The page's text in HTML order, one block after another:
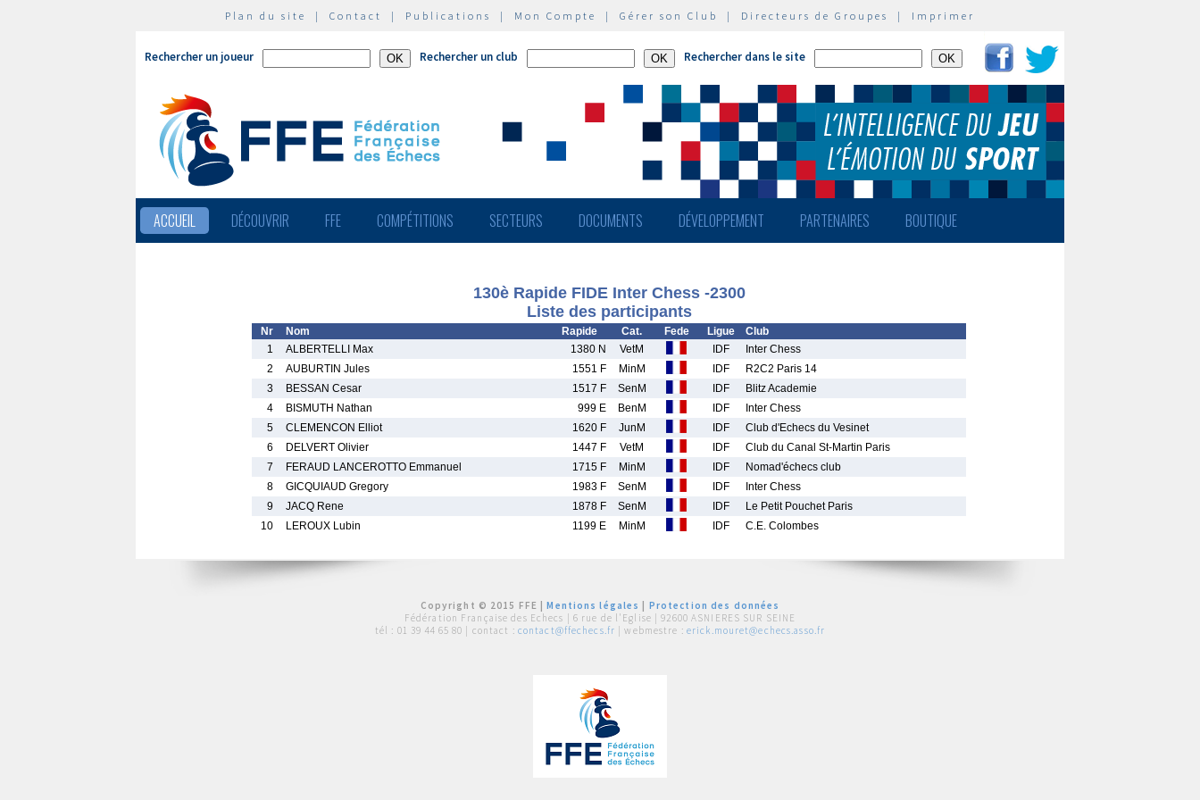
Plan du site | Contact | Publications | Mon Compte | Gérer son Club | Directeurs de Groupes | Imprimer
Rechercher un joueur Rechercher un club Rechercher dans le site
ACCUEIL DÉCOUVRIR FFE COMPÉTITIONS SECTEURS DOCUMENTS DÉVELOPPEMENT PARTENAIRES BOUTIQUE
130è Rapide FIDE Inter Chess -2300
Liste des participants
Nr Nom Rapide Cat. Fede Ligue
Club
1
ALBERTELLI Max 1380 N VetM IDF
Inter Chess
2
AUBURTIN Jules 1551 F MinM IDF
R2C2 Paris 14
3
BESSAN Cesar 1517 F SenM IDF
Blitz Academie
4
BISMUTH Nathan 999 E BenM IDF
Inter Chess
5
CLEMENCON Elliot 1620 F JunM IDF
Club d'Echecs du Vesinet
6
DELVERT Olivier 1447 F VetM IDF
Club du Canal St-Martin Paris
7
FERAUD LANCEROTTO Emmanuel 1715 F MinM IDF
Nomad'échecs club
8
GICQUIAUD Gregory 1983 F SenM IDF
Inter Chess
9
JACQ Rene 1878 F SenM IDF
Le Petit Pouchet Paris
10
LEROUX Lubin 1199 E MinM IDF C.E. Colombes
Copyright © 2015 FFE |Mentions légales
Protection des données
Fédération Française des Echecs | 6 rue de l'Eglise | 92600 ASNIERES SUR SEINE
tél : 01 39 44 65 80 | contact : contact@ffechecs.fr | webmestre : erick.mouret@echecs.asso.fr